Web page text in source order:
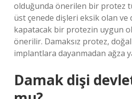
olduğunda önerilen bir protez
üst çenede dişleri eksik olan ve
kapatacak bir protezin uygun
önerilir. Damaksız protez,
implantlara dayanmadan ağza
Damak dişi